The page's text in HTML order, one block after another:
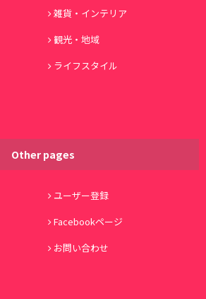
雑貨・インテリア
観光・地域
ライフスタイル
Other pages
ユーザー登録
Facebookページ
お問い合わせ